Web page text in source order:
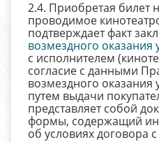
2.4. Приобретая билет
проводимое
подтверждает факт
возмездного оказания
с исполнителем
согласие с данными
возмездного оказания
путем выдачи
представляет собой
формы, содержащий
об условиях договора